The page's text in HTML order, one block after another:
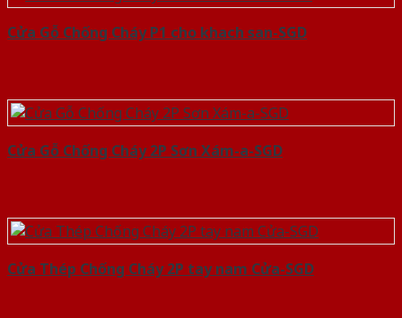
Cửa Gỗ Chống Cháy P1 cho khach san-SGD
Cửa Gỗ Chống Cháy 2P Sơn Xám-a-SGD
Cửa Thép Chống Cháy 2P tay nam Cửa-SGD